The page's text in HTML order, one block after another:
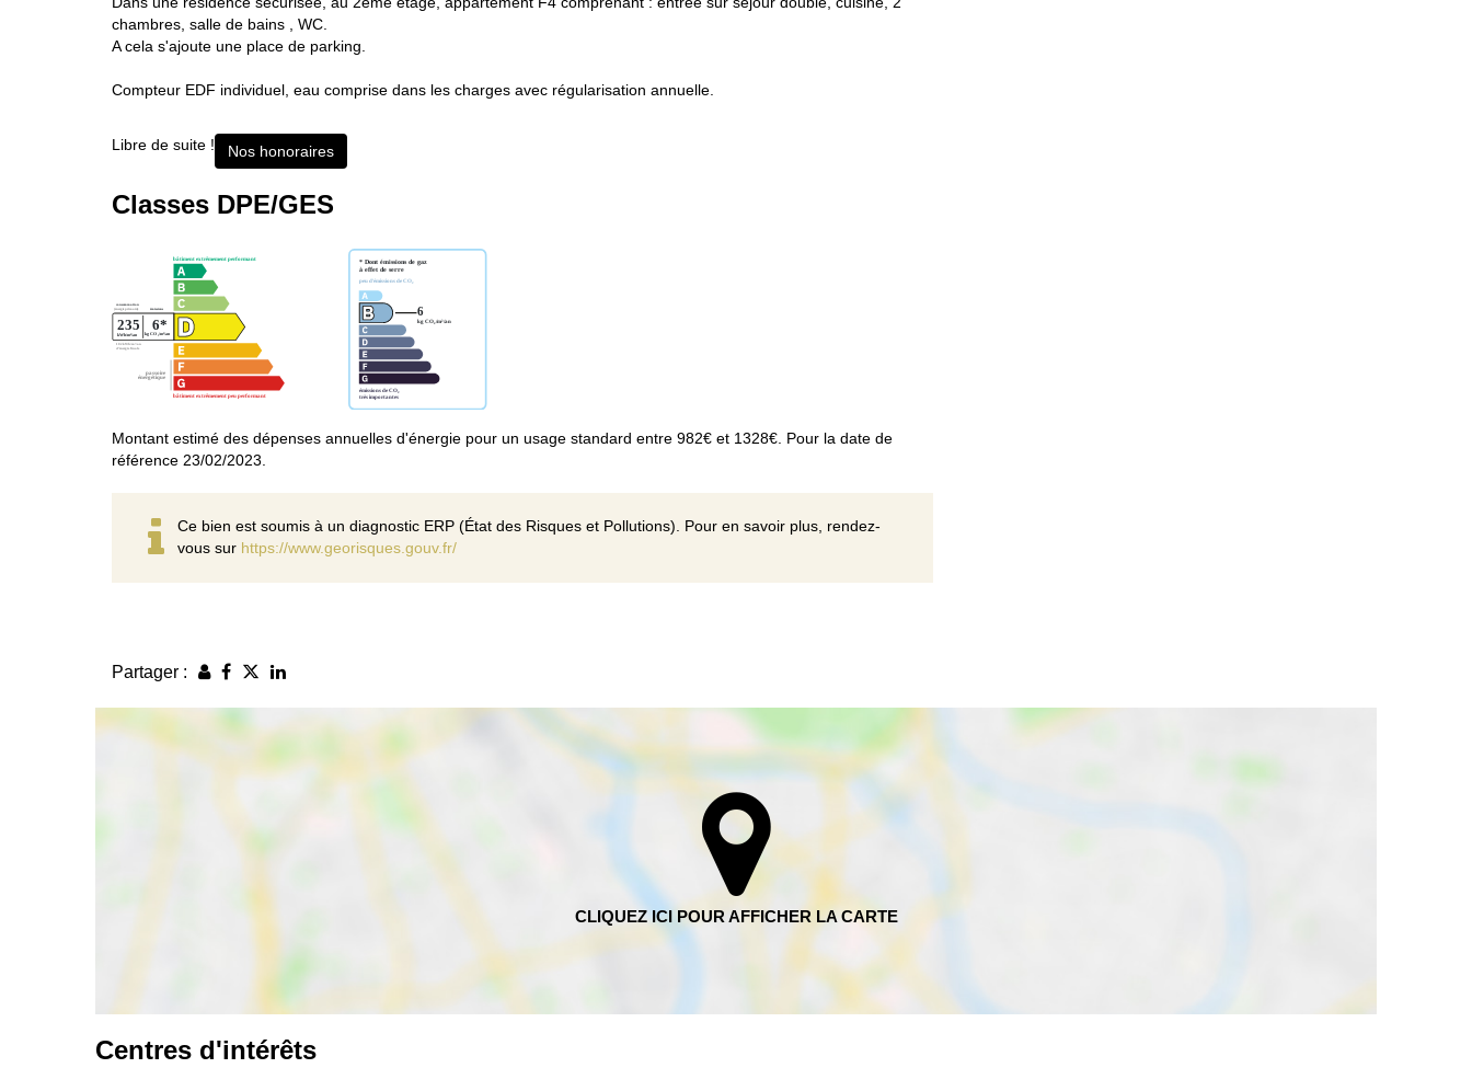
chambres, salle de bains , WC.
A cela s'ajoute une place de parking.
Compteur EDF individuel, eau comprise dans les charges avec régularisation annuelle.
Libre de suite ! Nos honoraires
Classes DPE/GES
Montant estimé des dépenses annuelles d'énergie pour un usage standard entre 982€ et 1328€. Pour la date de
référence 23/02/2023.
Ce bien est soumis à un diagnostic ERP (État des Risques et Pollutions). Pour en savoir plus, rendez-
vous sur https://www.georisques.gouv.fr/
Partager :
Centres d'intérêts